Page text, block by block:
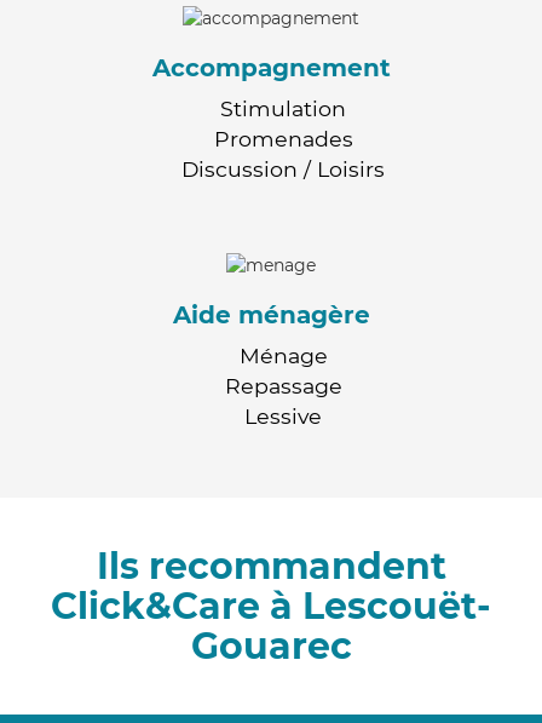
Accompagnement
Stimulation
Promenades
Discussion / Loisirs
Aide ménagère
Ménage
Repassage
Lessive
Ils recommandent
Click&Care à Lescouët-
Gouarec